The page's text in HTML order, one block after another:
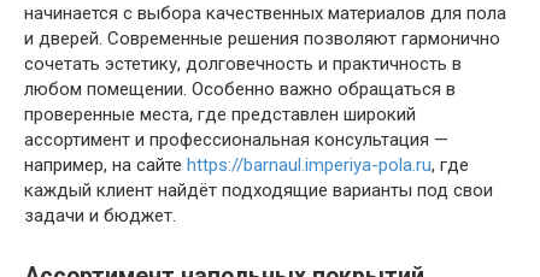
начинается с выбора качественных материалов для пола
и дверей. Современные решения позволяют гармонично
сочетать эстетику, долговечность и практичность в
любом помещении. Особенно важно обращаться в
проверенные места, где представлен широкий
ассортимент и профессиональная консультация —
например, на сайте https://barnaul.imperiya-pola.ru, где
каждый клиент найдёт подходящие варианты под свои
задачи и бюджет.